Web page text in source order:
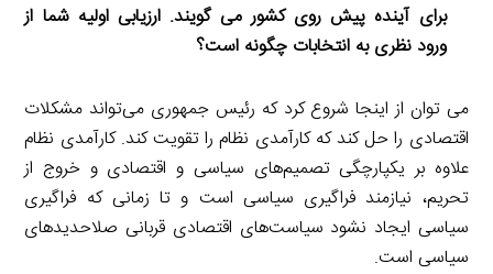
برای آینده پیش روی کشور می گویند. ارزیابی اولیه شما از
ورود نظری به انتخابات چگونه است؟
می توان از اینجا شروع کرد که رئیس جمهوری می‌تواند مشکلات
اقتصادی را حل کند که کارآمدی نظام را تقویت کند. کارآمدی نظام
علاوه بر یکپارچگی تصمیم‌های سیاسی و اقتصادی و خروج از
تحریم، نیازمند فراگیری سیاسی است و تا زمانی که فراگیری
سیاسی ایجاد نشود سیاست‌های اقتصادی قربانی صلاحدیدهای
سیاسی است.